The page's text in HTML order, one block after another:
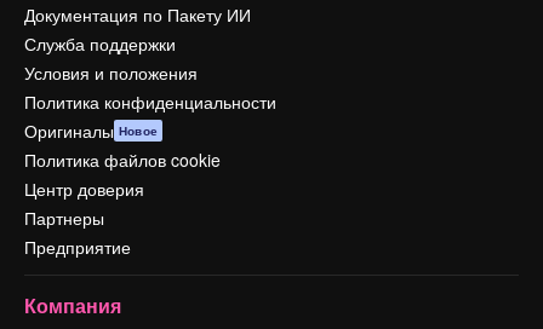
Документация по Пакету ИИ
Служба поддержки
Условия и положения
Политика конфиденциальности
Оригиналы Новое
Политика файлов cookie
Центр доверия
Партнеры
Предприятие
Компания